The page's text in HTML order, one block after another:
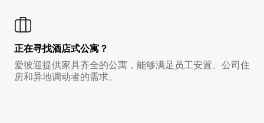
正在寻找酒店式公寓？
爱彼迎提供家具齐全的公寓，能够满足员工安置、公司住
房和异地调动者的需求。